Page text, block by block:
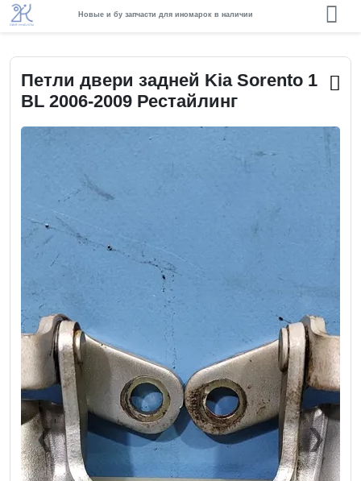
Новые и бу запчасти для иномарок в наличии
Петли двери задней Kia Sorento 1
BL 2006-2009 Рестайлинг
❮Previous ❯Next